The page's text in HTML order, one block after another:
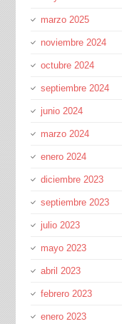
marzo 2025
noviembre 2024
octubre 2024
septiembre 2024
junio 2024
marzo 2024
enero 2024
diciembre 2023
septiembre 2023
julio 2023
mayo 2023
abril 2023
febrero 2023
enero 2023